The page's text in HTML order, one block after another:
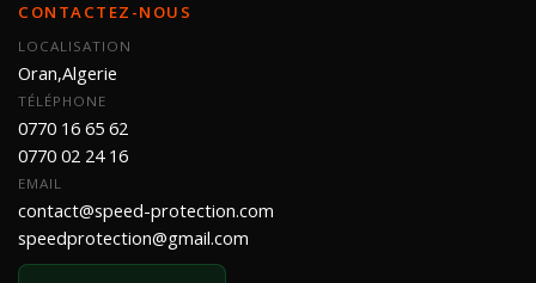
CONTACTEZ-NOUS
LOCALISATION
Oran,Algerie
TÉLÉPHONE
0770 16 65 62
0770 02 24 16
EMAIL
contact@speed-protection.com
speedprotection@gmail.com